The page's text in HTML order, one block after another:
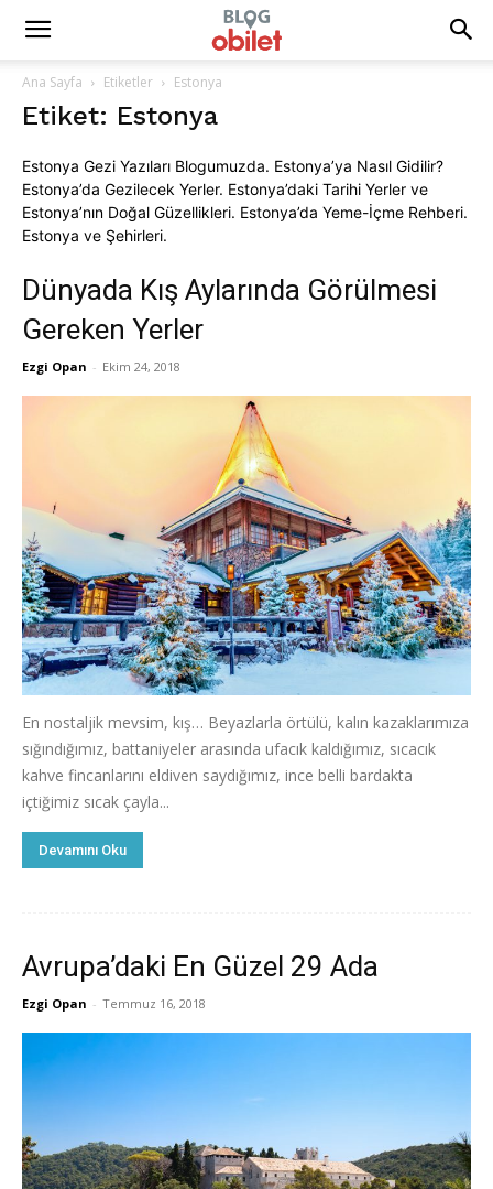
Ana Sayfa Etiketler Estonya
Etiket: Estonya
Estonya Gezi Yazıları Blogumuzda. Estonya’ya Nasıl Gidilir?
Estonya’da Gezilecek Yerler. Estonya’daki Tarihi Yerler ve
Estonya’nın Doğal Güzellikleri. Estonya’da Yeme-İçme Rehberi.
Estonya ve Şehirleri.
Dünyada Kış Aylarında Görülmesi
Gereken Yerler
Ezgi Opan - Ekim 24, 2018
En nostaljik mevsim, kış… Beyazlarla örtülü, kalın kazaklarımıza
sığındığımız, battaniyeler arasında ufacık kaldığımız, sıcacık
kahve fincanlarını eldiven saydığımız, ince belli bardakta
içtiğimiz sıcak çayla...
Devamını Oku
Avrupa’daki En Güzel 29 Ada
Ezgi Opan - Temmuz 16, 2018